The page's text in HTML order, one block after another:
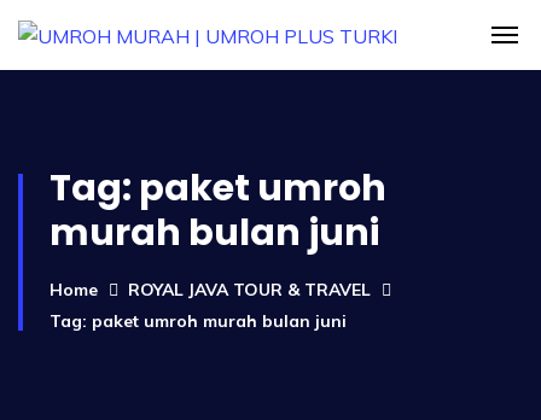
Tag: paket umroh
murah bulan juni
Home
ROYAL JAVA TOUR & TRAVEL
Tag: paket umroh murah bulan juni